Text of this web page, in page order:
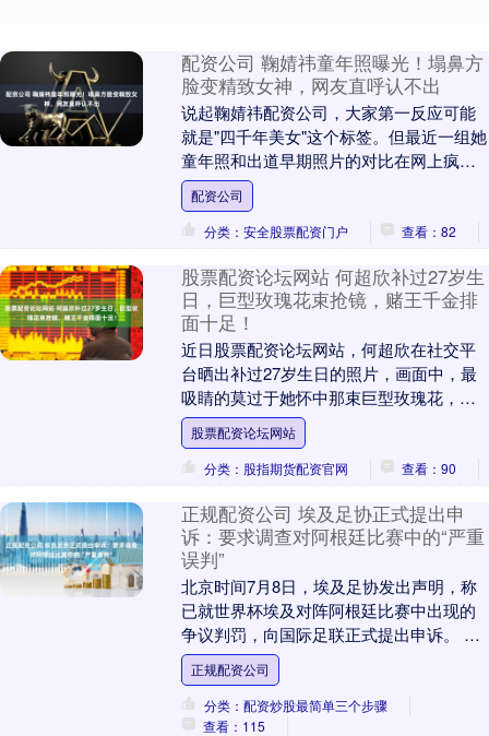
配资公司 鞠婧祎童年照曝光！塌鼻方
脸变精致女神，网友直呼认不出
说起鞠婧祎配资公司，大家第一反应可能
就是"四千年美女"这个标签。但最近一组她
童年照和出道早期照片的对比在网上疯
传，网友们直接炸开了锅：这真是同一个
人吗？变化未免....
配资公司
分类：安全股票配资门户
查看：82
股票配资论坛网站 何超欣补过27岁生
日，巨型玫瑰花束抢镜，赌王千金排
面十足！
近日股票配资论坛网站，何超欣在社交平
台晒出补过27岁生日的照片，画面中，最
吸睛的莫过于她怀中那束巨型玫瑰花，几
乎将纤瘦的她整个挡住，不愧是千金小姐
的生日排面！ ....
股票配资论坛网站
分类：股指期货配资官网
查看：90
正规配资公司 埃及足协正式提出申
诉：要求调查对阿根廷比赛中的“严重
误判”
北京时间7月8日，埃及足协发出声明，称
已就世界杯埃及对阵阿根廷比赛中出现的
争议判罚，向国际足联正式提出申诉。 在
本场比赛中，法国籍主裁判勒泰西耶因其
多次争议性判....
正规配资公司
分类：配资炒股最简单三个步骤
查看：115